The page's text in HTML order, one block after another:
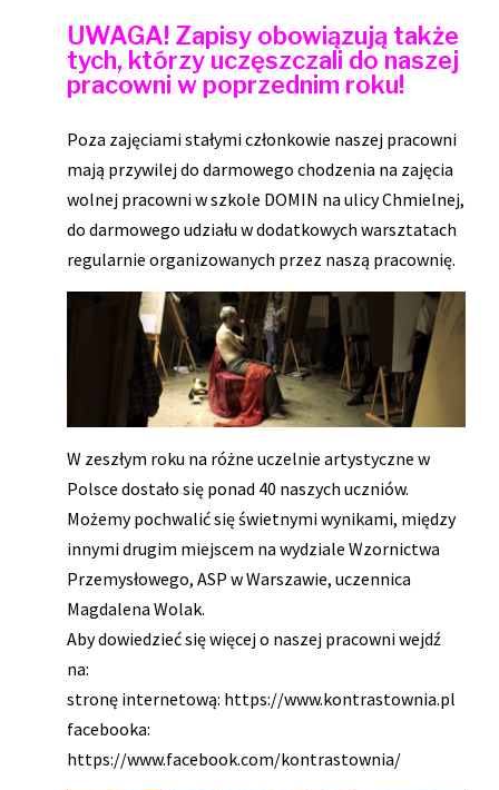
UWAGA! Zapisy obowiązują także
tych, którzy uczęszczali do naszej
pracowni w poprzednim roku!
Poza zajęciami stałymi członkowie naszej pracowni
mają przywilej do darmowego chodzenia na zajęcia
wolnej pracowni w szkole DOMIN na ulicy Chmielnej,
do darmowego udziału w dodatkowych warsztatach
regularnie organizowanych przez naszą pracownię.
W zeszłym roku na różne uczelnie artystyczne w
Polsce dostało się ponad 40 naszych uczniów.
Możemy pochwalić się świetnymi wynikami, między
innymi drugim miejscem na wydziale Wzornictwa
Przemysłowego, ASP w Warszawie, uczennica
Magdalena Wolak.
Aby dowiedzieć się więcej o naszej pracowni wejdź
na:
stronę internetową: https://www.kontrastownia.pl
facebooka:
https://www.facebook.com/kontrastownia/